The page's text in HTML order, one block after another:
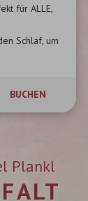
für ALLE,
Schlaf, um
BUCHEN
Plankl